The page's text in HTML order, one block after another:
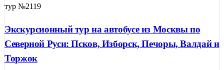
тур №2119
Экскурсионный тур на автобусе из Москвы по
Северной Руси: Псков, Изборск, Печоры, Валдай и
Торжок